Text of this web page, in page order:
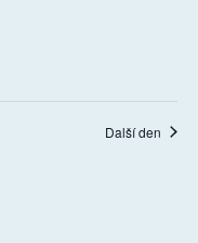
Další den